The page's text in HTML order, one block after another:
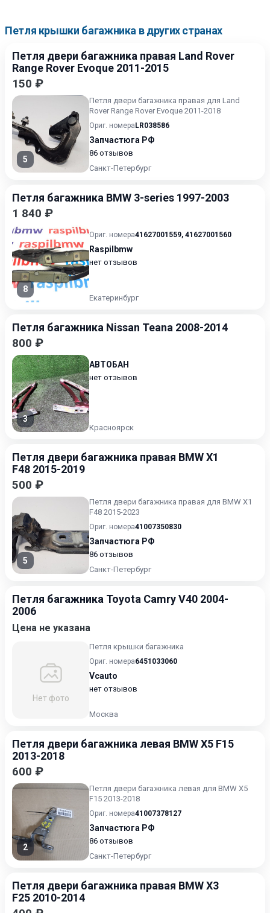
Петля крышки багажника в других странах
Петля двери багажника правая Land Rover
Range Rover Evoque 2011-2015
150 ₽
5
Петля двери багажника правая для Land
Rover Range Rover Evoque 2011-2018
Ориг. номера LR038586
Запчастюга РФ
86 отзывов
Санкт-Петербург
Петля багажника BMW 3-series 1997-2003
1 840 ₽
8
Ориг. номера41627001559, 41627001560
Raspilbmw
нет отзывов
Екатеринбург
Петля багажника Nissan Teana 2008-2014
800 ₽
3
АВТОБАН
нет отзывов
Красноярск
Петля двери багажника правая BMW X1
F48 2015-2019
500 ₽
5
Петля двери багажника правая для BMW X1
F48 2015-2023
Ориг. номера41007350830
Запчастюга РФ
86 отзывов
Санкт-Петербург
Петля багажника Toyota Camry V40 2004-
2006
Цена не указана
Нет фото
Петля крышки багажника
Ориг. номера6451033060
Vcauto
нет отзывов
Москва
Петля двери багажника левая BMW X5 F15
2013-2018
600 ₽
2
Петля двери багажника левая для BMW X5
F15 2013-2018
Ориг. номера41007378127
Запчастюга РФ
86 отзывов
Санкт-Петербург
Петля двери багажника правая BMW X3
F25 2010-2014